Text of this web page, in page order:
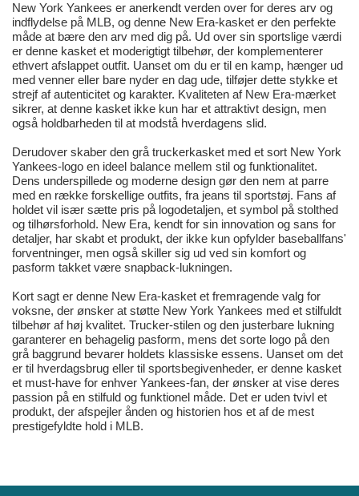
New York Yankees er anerkendt verden over for deres arv og
indflydelse på MLB, og denne New Era-kasket er den perfekte
måde at bære den arv med dig på. Ud over sin sportslige værdi
er denne kasket et moderigtigt tilbehør, der komplementerer
ethvert afslappet outfit. Uanset om du er til en kamp, hænger ud
med venner eller bare nyder en dag ude, tilføjer dette stykke et
strejf af autenticitet og karakter. Kvaliteten af New Era-mærket
sikrer, at denne kasket ikke kun har et attraktivt design, men
også holdbarheden til at modstå hverdagens slid.
Derudover skaber den grå truckerkasket med et sort New York
Yankees-logo en ideel balance mellem stil og funktionalitet.
Dens underspillede og moderne design gør den nem at parre
med en række forskellige outfits, fra jeans til sportstøj. Fans af
holdet vil især sætte pris på logodetaljen, et symbol på stolthed
og tilhørsforhold. New Era, kendt for sin innovation og sans for
detaljer, har skabt et produkt, der ikke kun opfylder baseballfans'
forventninger, men også skiller sig ud ved sin komfort og
pasform takket være snapback-lukningen.
Kort sagt er denne New Era-kasket et fremragende valg for
voksne, der ønsker at støtte New York Yankees med et stilfuldt
tilbehør af høj kvalitet. Trucker-stilen og den justerbare lukning
garanterer en behagelig pasform, mens det sorte logo på den
grå baggrund bevarer holdets klassiske essens. Uanset om det
er til hverdagsbrug eller til sportsbegivenheder, er denne kasket
et must-have for enhver Yankees-fan, der ønsker at vise deres
passion på en stilfuld og funktionel måde. Det er uden tvivl et
produkt, der afspejler ånden og historien hos et af de mest
prestigefyldte hold i MLB.